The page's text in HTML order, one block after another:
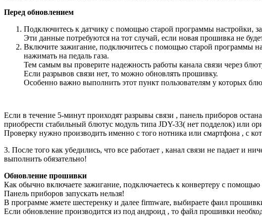
Перед обновлением
Подключитесь к датчику с помощью старой программы настройки,
Эти данные потребуются на тот случай, если новая прошивка не
Включите зажигание, подключитесь с помощью старой программы
нажимать на педаль газа.
Тем самым вы проверите надежность работы канала связи через
Если разрывов связи нет, то можно обновлять прошивку.
Особенно важно выполнить этот пункт пользователям у которых
Если в течение 5-минут проиходят разрывы связи , панель приборов
приобрести стабильный блютус модуль типа JDY-33( нет подделок) или
Проверку нужно производить именно с того нотника или смартфона , с
3. После того как убедились, что все работает , канал связи не падает и
выполнить обязательно!
Обновление прошивки
Как обычно включаете зажигание, подключаетесь к конвертеру с
Панель приборов запускать нельзя!
В программе жмете шестеренку и далее firmware, выбираете фаил
Если обновление производится из под андроид , то файл прошивки